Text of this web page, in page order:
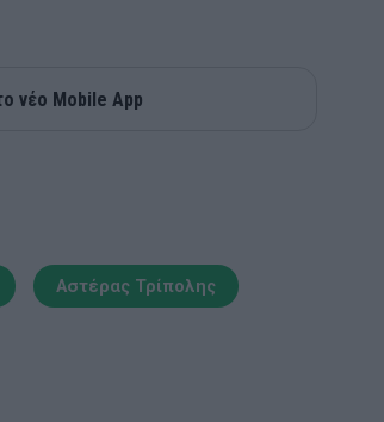
νέο Mobile App
Αστέρας Τρίπολης